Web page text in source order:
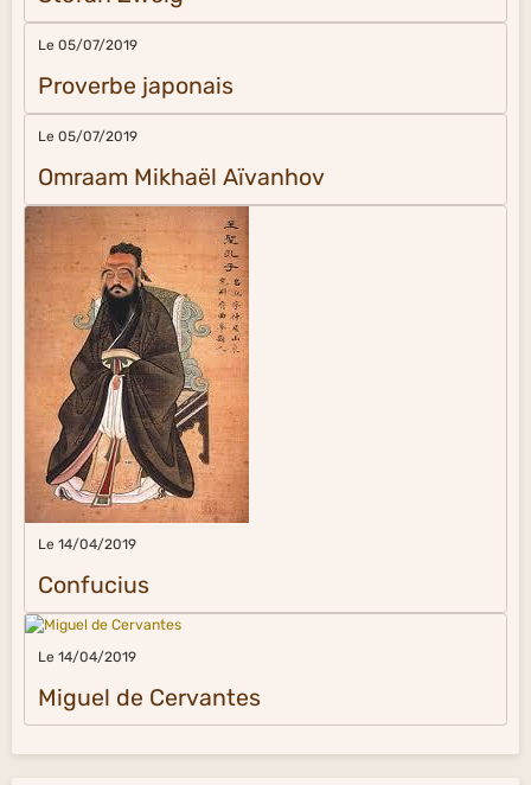
Le 05/07/2019
Proverbe japonais
Le 05/07/2019
Omraam Mikhaël Aïvanhov
Le 14/04/2019
Confucius
Le 14/04/2019
Miguel de Cervantes